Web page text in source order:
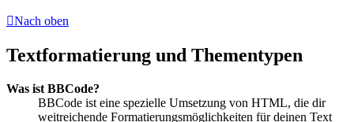
Nach oben
Textformatierung und Thementypen
Was ist BBCode?
BBCode ist eine spezielle Umsetzung von HTML, die dir
weitreichende Formatierungsmöglichkeiten für deinen Text